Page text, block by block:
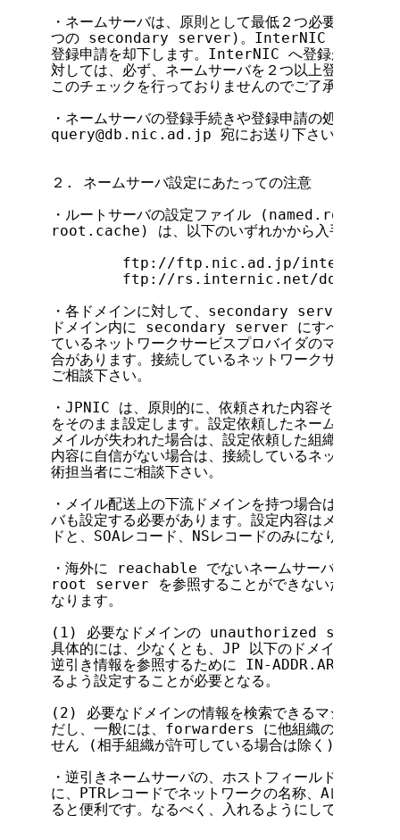
・ネームサーバは、原則として最低２つ必要で
つの secondary server)。InterNIC は、ネーム
登録申請を却下します。InterNIC へ登録が必要な
対しては、必ず、ネームサーバを２つ以上登録して
このチェックを行っておりませんのでご了承下さい)
・ネームサーバの登録手続きや登録申請の処理状況
query@db.nic.ad.jp 宛にお送り下さい。
２. ネームサーバ設定にあたっての注意
・ルートサーバの設定ファイル (named.root ま
root.cache) は、以下のいずれかから入手可能で
ftp://ftp.nic.ad.jp/internet/
ftp://rs.internic.net/domain/
・各ドメインに対して、secondary server がある
ドメイン内に secondary server にすべき適当な
ているネットワークサービスプロバイダのマシンで
合があります。接続しているネットワークサービス
ご相談下さい。
・JPNIC は、原則的に、依頼された内容そのものに
をそのまま設定します。設定依頼したネームサーバ
メイルが失われた場合は、設定依頼した組織の責任
内容に自信がない場合は、接続しているネットワー
術担当者にご相談下さい。
・メイル配送上の下流ドメインを持つ場合は、その
バも設定する必要があります。設定内容はメイルゲ
ドと、SOAレコード、NSレコードのみになります。
・海外に reachable でないネームサーバについて
root server を参照することができないため、以下
なります。
(1) 必要なドメインの unauthorized
具体的には、少なくとも、JP 以下のドメインの情
逆引き情報を参照するために IN-ADDR.ARPA
るよう設定することが必要となる。
(2) 必要なドメインの情報を検索できるマシンを
だし、一般には、forwarders に他組織のマシンを
せん (相手組織が許可している場合は除く)。
・逆引きネームサーバの、ホストフィールドが all
に、PTRレコードでネットワークの名称、Aレコード
ると便利です。なるべく、入れるようにしてください